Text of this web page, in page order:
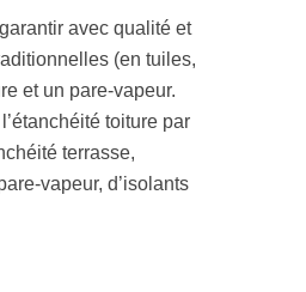
avec qualité et
(en tuiles,
et un pare-vapeur.
toiture par
terrasse,
vapeur, d’isolants